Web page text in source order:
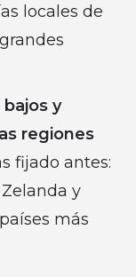
locales de
y
regiones
fijado antes:
y
más